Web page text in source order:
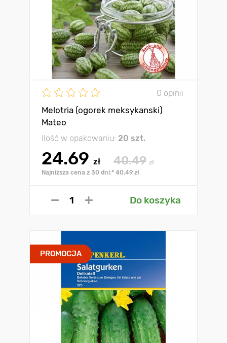
0 opinii
Melotria (ogorek meksykanski)
Mateo
Ilość w opakowaniu: 20 szt.
24.69 zł 40.49 zł
Najniższa cena z 30 dni:* 40.49 zł
Do koszyka
PROMOCJA